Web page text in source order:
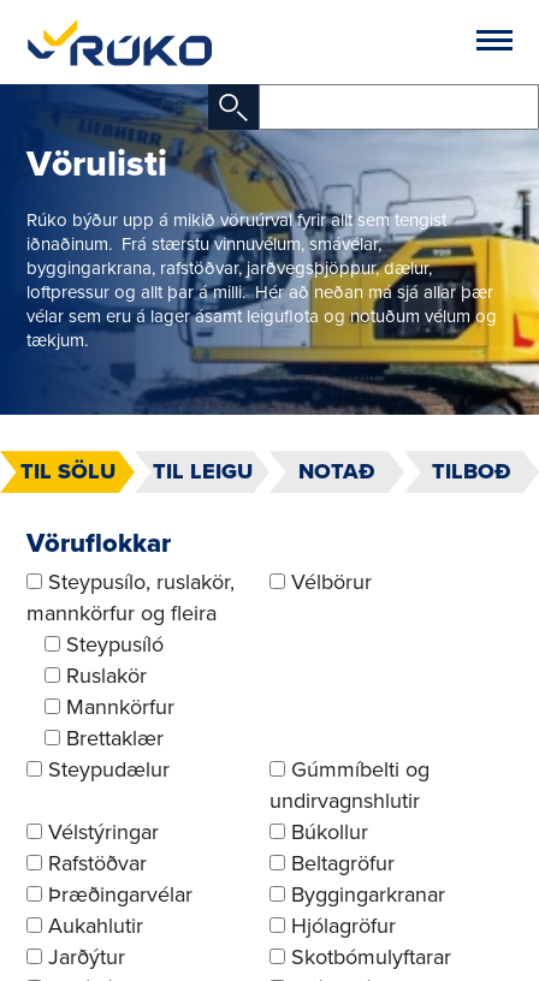
Vörulisti
Rúko býður upp á mikið vöruúrval fyrir allt sem tengist
iðnaðinum. Frá stærstu vinnuvélum, smávélar,
byggingarkrana, rafstöðvar, jarðvegsþjöppur, dælur,
loftpressur og allt þar á milli. Hér að neðan má sjá allar þær
vélar sem eru á lager ásamt leiguflota og notuðum vélum og
tækjum.
TIL SÖLU TIL LEIGU NOTAÐ TILBOÐ
Vöruflokkar
Steypusílo, ruslakör,
mannkörfur og fleira
Steypusíló
Ruslakör
Mannkörfur
Brettaklær
Vélbörur
Steypudælur
Gúmmíbelti og
undirvagnshlutir
Vélstýringar
Búkollur
Rafstöðvar
Beltagröfur
Þræðingarvélar
Byggingarkranar
Aukahlutir
Hjólagröfur
Jarðýtur
Skotbómulyftarar